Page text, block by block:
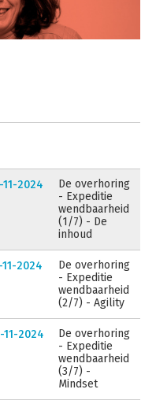
11-2024
De overhoring
- Expeditie
wendbaarheid
(1/7) - De
inhoud
11-2024
De overhoring
- Expeditie
wendbaarheid
(2/7) - Agility
11-2024
De overhoring
- Expeditie
wendbaarheid
(3/7) -
Mindset